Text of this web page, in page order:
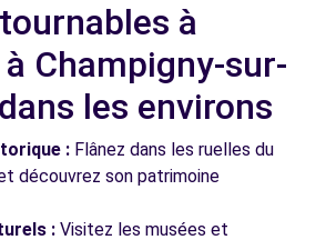
à
Champigny-sur-
les environs
: Flânez dans les ruelles du
découvrez son patrimoine
: Visitez les musées et